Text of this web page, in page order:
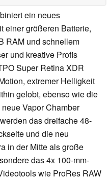
ein neues
einer größeren Batterie,
RAM und schnellem
und kreative Profis
Super Retina XDR
extremer Helligkeit
gelobt, ebenso wie die
Vapor Chamber
das dreifache 48-
und die neu
in der Mitte als große
das 4x 100-mm-
wie ProRes RAW